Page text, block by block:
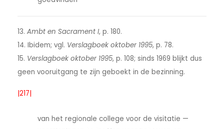
13. Ambt en Sacrament I, p. 180.
14. Ibidem; vgl. Verslagboek oktober 1995, p. 78.
15. Verslagboek oktober 1995, p. 108; sinds 1969 blijkt dus
geen vooruitgang te zijn geboekt in de bezinning.
|217|
van het regionale college voor de visitatie —